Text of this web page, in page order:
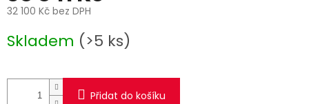
32 100 Kč bez DPH
cena:
Skladem (>5 ks)
Přidat do košíku